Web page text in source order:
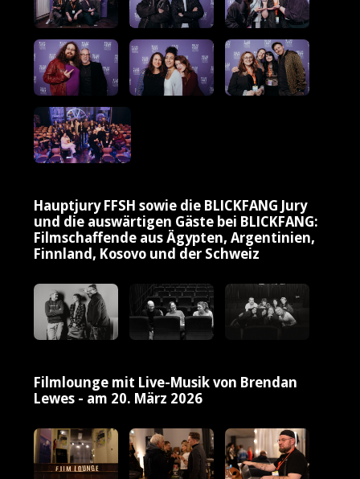
Hauptjury FFSH sowie die BLICKFANG Jury
und die auswärtigen Gäste bei BLICKFANG:
Filmschaffende aus Ägypten, Argentinien,
Finnland, Kosovo und der Schweiz
Filmlounge mit Live-Musik von Brendan
Lewes - am 20. März 2026